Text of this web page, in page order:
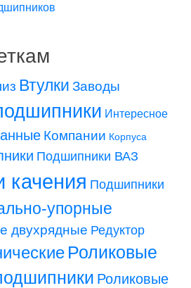
Втулки Заводы
Интересное
Компании Корпуса
Подшипники ВАЗ
качения Подшипники
упорные
двухрядные Редуктор
Роликовые
Роликовые